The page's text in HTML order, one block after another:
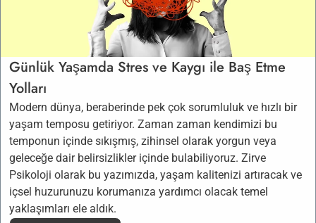
Günlük Yaşamda Stres ve Kaygı ile Baş Etme
Yolları
Modern dünya, beraberinde pek çok sorumluluk ve hızlı bir
yaşam temposu getiriyor. Zaman zaman kendimizi bu
temponun içinde sıkışmış, zihinsel olarak yorgun veya
geleceğe dair belirsizlikler içinde bulabiliyoruz. Zirve
Psikoloji olarak bu yazımızda, yaşam kalitenizi artıracak ve
içsel huzurunuzu korumanıza yardımcı olacak temel
yaklaşımları ele aldık.